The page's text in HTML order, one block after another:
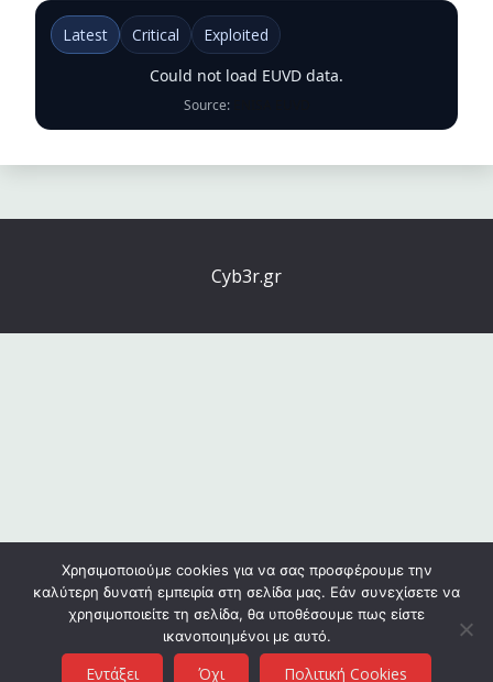
Latest Critical
Exploited
Could not load EUVD data.
Source:
Cyb3r.gr
Χρησιμοποιούμε cookies για να σας προσφέρουμε την
καλύτερη δυνατή εμπειρία στη σελίδα μας. Εάν συνεχίσετε να
χρησιμοποιείτε τη σελίδα, θα υποθέσουμε πως είστε
ικανοποιημένοι με αυτό.
Εντάξει Όχι Πολιτική Cookies